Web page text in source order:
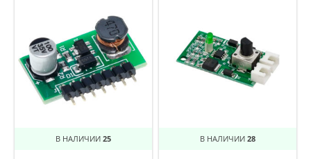
В НАЛИЧИИ 25 В НАЛИЧИИ 28